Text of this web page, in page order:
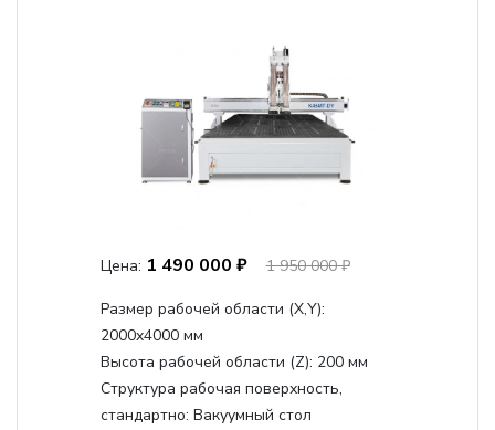
Цена: 1 490 000 ₽ 1 950 000 ₽
Размер рабочей области (Х,Y):
2000x4000 мм
Высота рабочей области (Z): 200 мм
Структура рабочая поверхность,
стандартно: Вакуумный стол